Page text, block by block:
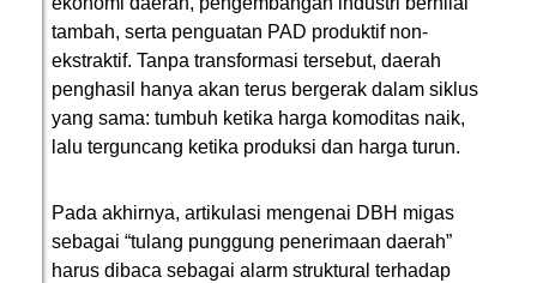
tambah, serta penguatan PAD produktif non-
ekstraktif. Tanpa transformasi tersebut, daerah
penghasil hanya akan terus bergerak dalam siklus
yang sama: tumbuh ketika harga komoditas naik,
lalu terguncang ketika produksi dan harga turun.
Pada akhirnya, artikulasi mengenai DBH migas
sebagai “tulang punggung penerimaan daerah”
harus dibaca sebagai alarm struktural terhadap